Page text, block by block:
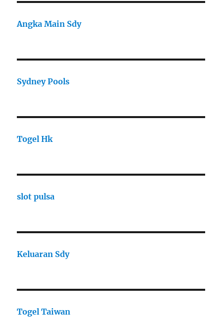
Angka Main Sdy
Sydney Pools
Togel Hk
slot pulsa
Keluaran Sdy
Togel Taiwan